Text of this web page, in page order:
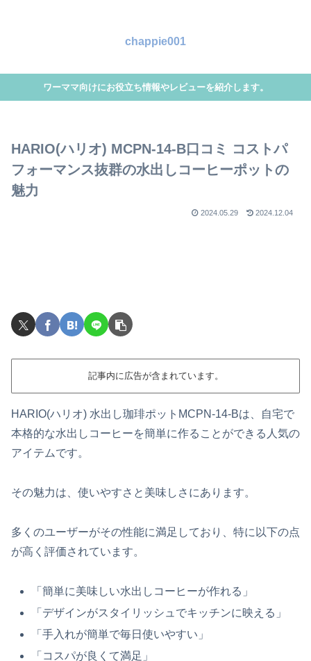
chappie001
ワーママ向けにお役立ち情報やレビューを紹介します。
HARIO(ハリオ) MCPN-14-B口コミ コストパ
フォーマンス抜群の水出しコーヒーポットの
魅力
2024.05.29 2024.12.04
記事内に広告が含まれています。
HARIO(ハリオ) 水出し珈琲ポットMCPN-14-Bは、自宅で
本格的な水出しコーヒーを簡単に作ることができる人気の
アイテムです。
その魅力は、使いやすさと美味しさにあります。
多くのユーザーがその性能に満足しており、特に以下の点
が高く評価されています。
「簡単に美味しい水出しコーヒーが作れる」
「デザインがスタイリッシュでキッチンに映える」
「手入れが簡単で毎日使いやすい」
「コスパが良くて満足」